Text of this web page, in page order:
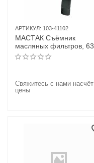
АРТИКУЛ: 103-41102
МАСТАК Съёмник
масляных фильтров, 63-
102 мм, 3-х захватный
Свяжитесь с нами насчёт
цены